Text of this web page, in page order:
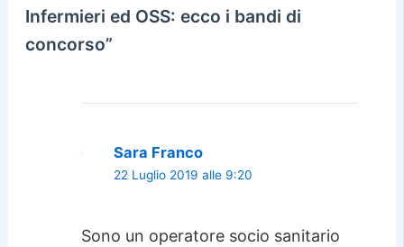
Infermieri ed OSS: ecco i bandi di
concorso”
Sara Franco
22 Luglio 2019 alle 9:20
Sono un operatore socio sanitario